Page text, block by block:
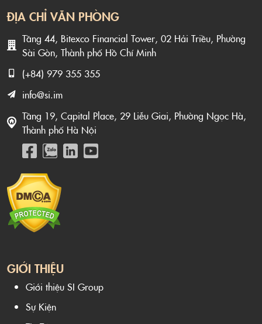
ĐỊA CHỈ VĂN PHÒNG
Tầng 44, Bitexco Financial Tower, 02 Hải Triều, Phường
Sài Gòn, Thành phố Hồ Chí Minh
(+84) 979 355 355
info@si.im
Tầng 19, Capital Place, 29 Liễu Giai, Phường Ngọc Hà,
Thành phố Hà Nội
GIỚI THIỆU
Giới thiệu SI Group
Sự Kiện